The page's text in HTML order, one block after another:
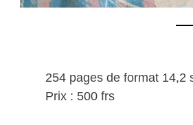
254 pages de format 14,2
Prix : 500 frs